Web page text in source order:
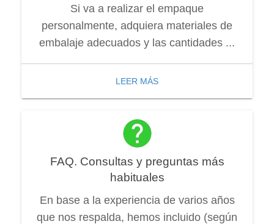
Si va a realizar el empaque
personalmente, adquiera materiales de
embalaje adecuados y las cantidades ...
LEER MÁS
FAQ. Consultas y preguntas más
habituales
En base a la experiencia de varios años
que nos respalda, hemos incluido (según